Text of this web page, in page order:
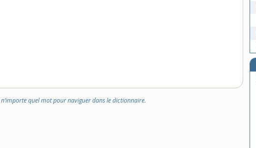
quel mot pour naviguer dans le dictionnaire.